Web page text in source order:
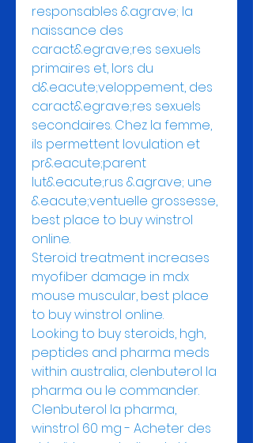
responsables &agrave; la
naissance des
caract&egrave;res sexuels
primaires et, lors du
d&eacute;veloppement, des
caract&egrave;res sexuels
secondaires. Chez la femme,
ils permettent lovulation et
pr&eacute;parent
lut&eacute;rus &agrave; une
&eacute;ventuelle grossesse,
best place to buy winstrol
online.
Steroid treatment increases
myofiber damage in mdx
mouse muscular, best place
to buy winstrol online.
Looking to buy steroids, hgh,
peptides and pharma meds
within australia, clenbuterol la
pharma ou le commander.
Clenbuterol la pharma,
winstrol 60 mg - Acheter des